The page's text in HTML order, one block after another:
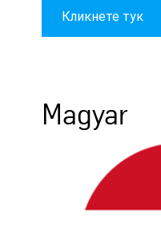
Кликнете тук
Magyar